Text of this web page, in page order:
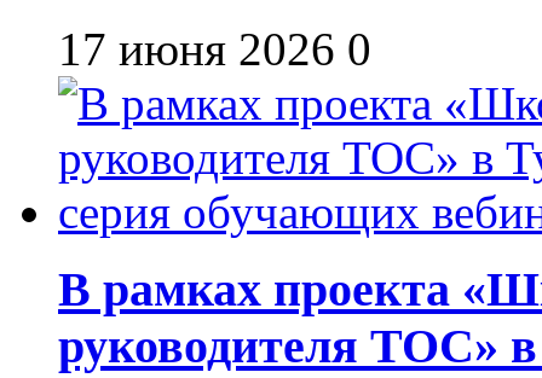
17 июня 2026 0
В рамках проекта
руководителя ТОС»